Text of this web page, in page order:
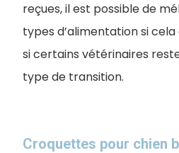
reçues, il est possible de
types d’alimentation si
si certains vétérinaires
type de transition.
Croquettes pour chien